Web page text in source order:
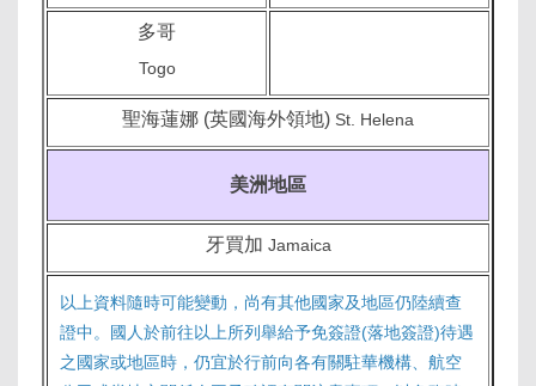
多哥
Togo
聖海蓮娜 (英國海外領地) St. Helena
美洲地區
牙買加 Jamaica
以上資料隨時可能變動，尚有其他國家及地區仍陸續查
證中。國人於前往以上所列舉給予免簽證(落地簽證)待遇
之國家或地區時，仍宜於行前向各有關駐華機構、航空